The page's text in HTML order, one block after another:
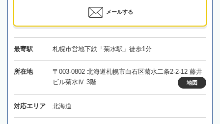
メールする
最寄駅 札幌市営地下鉄「菊水駅」徒歩1分
所在地
〒003-0802 北海道札幌市白石区菊水二条2-2-12 藤井
ビル菊水Ⅳ 3階
地図
対応エリア 北海道